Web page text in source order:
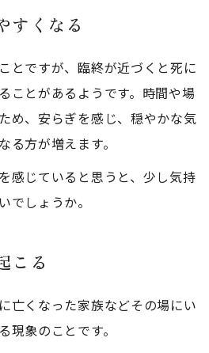
すくなる
とですが、臨終が近づくと死に
ことがあるようです。時間や場
め、安らぎを感じ、穏やかな気
る方が増えます。
感じていると思うと、少し気持
でしょうか。
こる
亡くなった家族などその場にい
現象のことです。